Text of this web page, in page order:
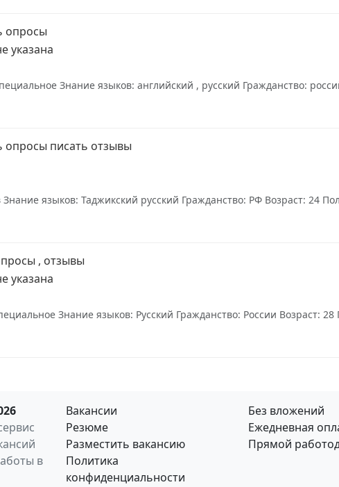
опросы
указана
Знание языков: английский , русский Гражданство:
опросы писать отзывы
Знание языков: Таджикский русский Гражданство: РФ Возраст: 24
, отзывы
указана
Знание языков: Русский Гражданство: России Возраст:
в
Вакансии
Резюме
Разместить вакансию
Политика
конфиденциальности
Без вложений
Ежедневная
Прямой